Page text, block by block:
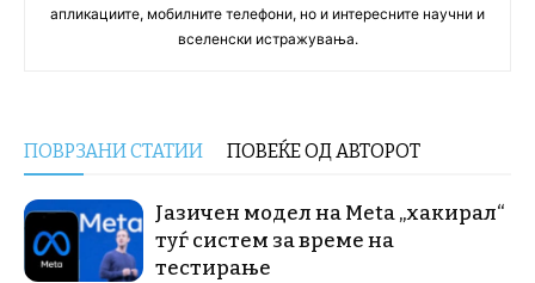
апликациите, мобилните телефони, но и интересните научни и
вселенски истражувања.
ПОВРЗАНИ СТАТИИ ПОВЕЌЕ ОД АВТОРОТ
Јазичен модел на Meta „хакирал“
туѓ систем за време на
тестирање